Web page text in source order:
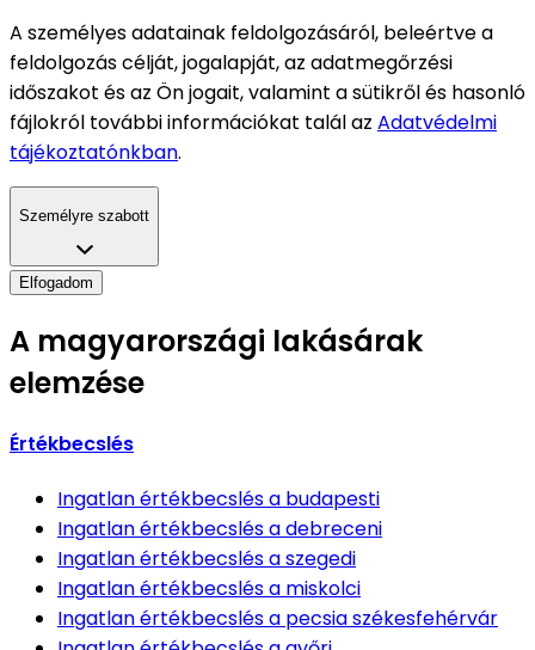
A személyes adatainak feldolgozásáról, beleértve a
feldolgozás célját, jogalapját, az adatmegőrzési
időszakot és az Ön jogait, valamint a sütikről és hasonló
fájlokról további információkat talál az Adatvédelmi
tájékoztatónkban.
Személyre szabott
Elfogadom
A magyarországi lakásárak
elemzése
Értékbecslés
Ingatlan értékbecslésa budapesti
Ingatlan értékbecslésa debreceni
Ingatlan értékbecslésa szegedi
Ingatlan értékbecslésa miskolci
Ingatlan értékbecslésa pecsia székesfehérvár